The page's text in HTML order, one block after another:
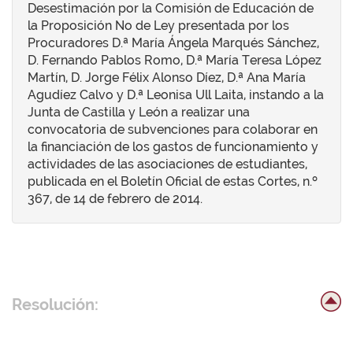
Desestimación por la Comisión de Educación de
la Proposición No de Ley presentada por los
Procuradores D.ª María Ángela Marqués Sánchez,
D. Fernando Pablos Romo, D.ª María Teresa López
Martín, D. Jorge Félix Alonso Díez, D.ª Ana María
Agudíez Calvo y D.ª Leonisa Ull Laita, instando a la
Junta de Castilla y León a realizar una
convocatoria de subvenciones para colaborar en
la financiación de los gastos de funcionamiento y
actividades de las asociaciones de estudiantes,
publicada en el Boletín Oficial de estas Cortes, n.º
367, de 14 de febrero de 2014.
Resolución: